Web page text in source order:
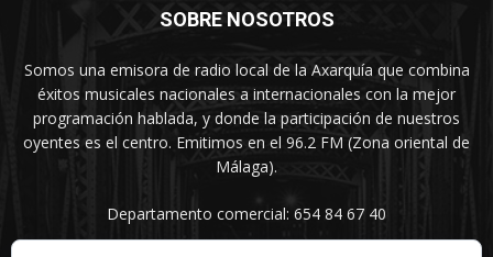
SOBRE NOSOTROS
Somos una emisora de radio local de la Axarquía que combina
éxitos musicales nacionales a internacionales con la mejor
programación hablada, y donde la participación de nuestros
oyentes es el centro. Emitimos en el 96.2 FM (Zona oriental de
Málaga).
Departamento comercial: 654 84 67 40